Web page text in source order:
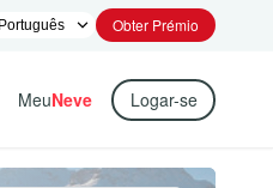
Obter Prémio
MeuNeve Logar-se